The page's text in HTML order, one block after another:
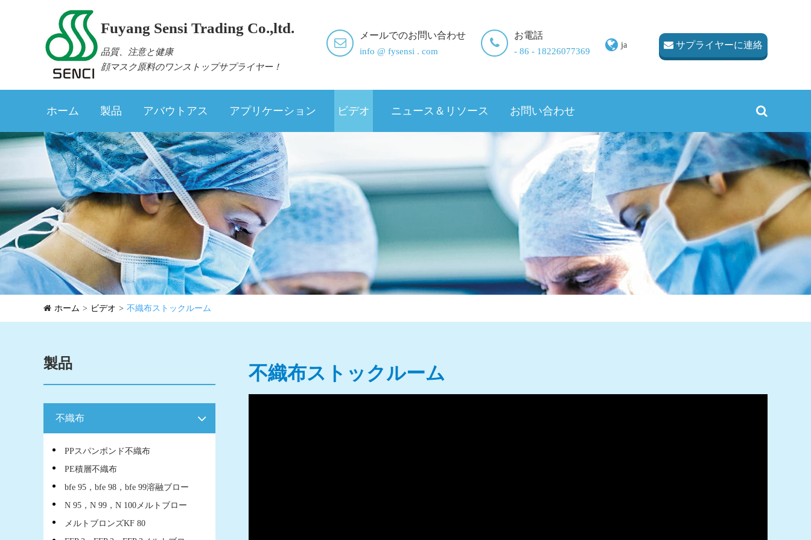
Fuyang Sensi Trading Co.,ltd.
品質、注意と健康
顔マスク原料のワンストップサプライヤー！
メールでのお問い合わせ
info @ fysensi . com
お電話
- 86 - 18226077369
ja サプライヤーに連絡
ホーム 製品 アバウトアス アプリケーション ビデオ ニュース＆リソース お問い合わせ
ホーム ビデオ 不織布ストックルーム
製品
不織布
PPスパンボンド不織布
PE積層不織布
bfe 95，bfe 98，bfe 99溶融ブロー
N 95，N 99，N 100メルトブロー
メルトブロンズKF 80
不織布ストックルーム